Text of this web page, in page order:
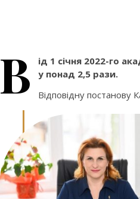
В
ід 1 січня 2022-го
у понад 2,5 рази.
Відповідну постанову